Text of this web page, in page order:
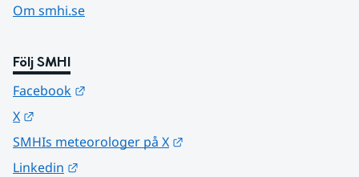
Om smhi.se
Följ SMHI
Facebook
X
SMHIs meteorologer på X
Linkedin